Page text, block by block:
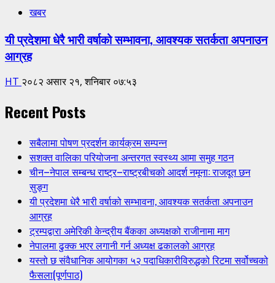
खबर
यी प्रदेशमा धेरै भारी वर्षाको सम्भावना, आवश्यक सतर्कता अपनाउन
आग्रह
HT २०८२ असार २१, शनिबार ०७:५३
Recent Posts
सबैलामा पोषण प्रदर्शन कार्यक्रम सम्पन्न
सशक्त वालिका परियोजना अन्तरगत स्वस्थ्य आमा समुह गठन
चीन–नेपाल सम्बन्ध राष्ट्र–राष्ट्रबीचको आदर्श नमूना: राजदूत छन
सुङ्ग
यी प्रदेशमा धेरै भारी वर्षाको सम्भावना, आवश्यक सतर्कता अपनाउन
आग्रह
ट्रम्पद्वारा अमेरिकी केन्द्रीय बैंकका अध्यक्षको राजीनामा माग
नेपालमा ढुक्क भएर लगानी गर्न अध्यक्ष ढकालको आग्रह
यस्तो छ संवैधानिक आयोगका ५२ पदाधिकारीविरुद्धको रिटमा सर्वोच्चको
फैसला(पूर्णपाठ)